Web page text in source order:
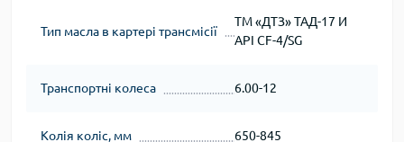
Тип масла в картері трансмісії
ТМ «ДТЗ» ТАД-17 И
API CF-4/SG
Транспортні колеса 6.00-12
Колія коліс, мм 650-845